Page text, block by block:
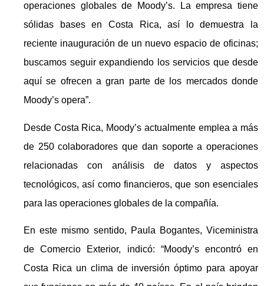
operaciones globales de Moody’s. La empresa tiene
sólidas bases en Costa Rica, así lo demuestra la
reciente inauguración de un nuevo espacio de oficinas;
buscamos seguir expandiendo los servicios que desde
aquí se ofrecen a gran parte de los mercados donde
Moody’s opera”.
Desde Costa Rica, Moody’s actualmente emplea a más
de 250 colaboradores que dan soporte a operaciones
relacionadas con análisis de datos y aspectos
tecnológicos, así como financieros, que son esenciales
para las operaciones globales de la compañía.
En este mismo sentido, Paula Bogantes, Viceministra
de Comercio Exterior, indicó: “Moody’s encontró en
Costa Rica un clima de inversión óptimo para apoyar